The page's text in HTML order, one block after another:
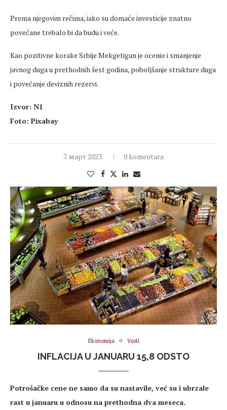
Prema njegovim rečima, iako su domaće investicije znatno
povećane trebalo bi da budu i veće.
Kao pozitivne korake Srbije Mekgetigan je ocenio i smanjenje
javnog duga u prethodnih šest godina, poboljšanje strukture duga
i povećanje deviznih rezervi.
Izvor: N1
Foto: Pixabay
7. март 2023. 0 komentara
Ekonomija Vesti
INFLACIJA U JANUARU 15,8 ODSTO
Potrošačke cene ne samo da su nastavile, već su i ubrzale
rast u januaru u odnosu na prethodna dva meseca.